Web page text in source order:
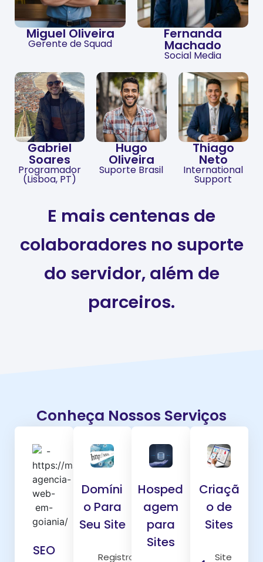
Miguel Oliveira
Gerente de Squad
Fernanda
Machado
Social Media
Gabriel
Soares
Programador
(Lisboa, PT)
Hugo
Oliveira
Suporte Brasil
Thiago
Neto
International
Support
E mais centenas de
colaboradores no suporte
do servidor, além de
parceiros.
Conheça Nossos Serviços
SEO
Domíni
o Para
Seu Site
Registro
Hosped
agem
para
Sites
Criaçã
o de
Sites
Site